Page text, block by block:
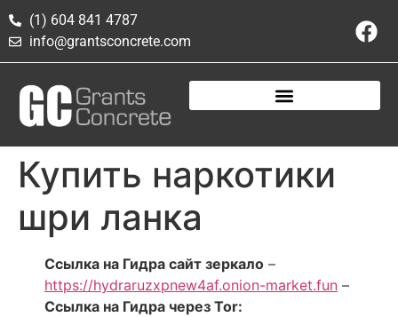
(1) 604 841 4787
info@grantsconcrete.com
Купить наркотики
шри ланка
Ссылка на Гидра сайт зеркало –
https://hydraruzxpnew4af.onion-market.fun –
Ссылка на Гидра через Tor: